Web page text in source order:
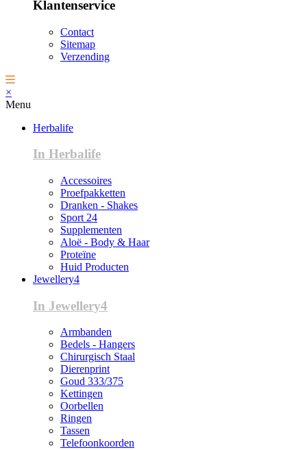
Klantenservice
Contact
Sitemap
Verzending
×
Menu
Herbalife
In Herbalife
Accessoires
Proefpakketten
Dranken - Shakes
Sport 24
Supplementen
Aloë - Body & Haar
Proteïne
Huid Producten
Jewellery4
In Jewellery4
Armbanden
Bedels - Hangers
Chirurgisch Staal
Dierenprint
Goud 333/375
Kettingen
Oorbellen
Ringen
Tassen
Telefoonkoorden